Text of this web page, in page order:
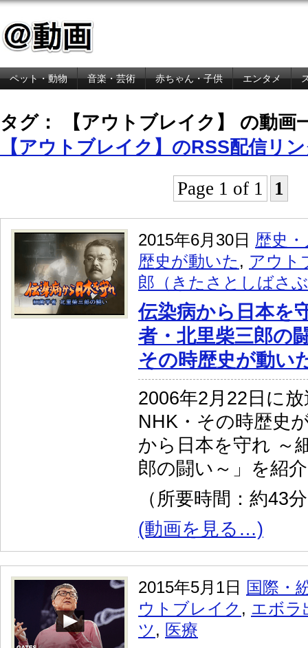
ペット・動物 音楽・芸術 赤ちゃん・子供 エンタメ
タグ： 【アウトブレイク】 の動画
【アウトブレイク】のRSS配信リ
Page 1 of 1
1
2015年6月30日 歴史
歴史が動いた , アウト
郎（きたさとしばさ
伝染病から日本を
者・北里柴三郎の
その時歴史が動い
2006年2月22日に
NHK・その時歴史
から日本を守れ ～
郎の闘い～」を紹
（所要時間：約43
(動画を見る…)
2015年5月1日 国際・
ウトブレイク , エボラ
ツ, 医療